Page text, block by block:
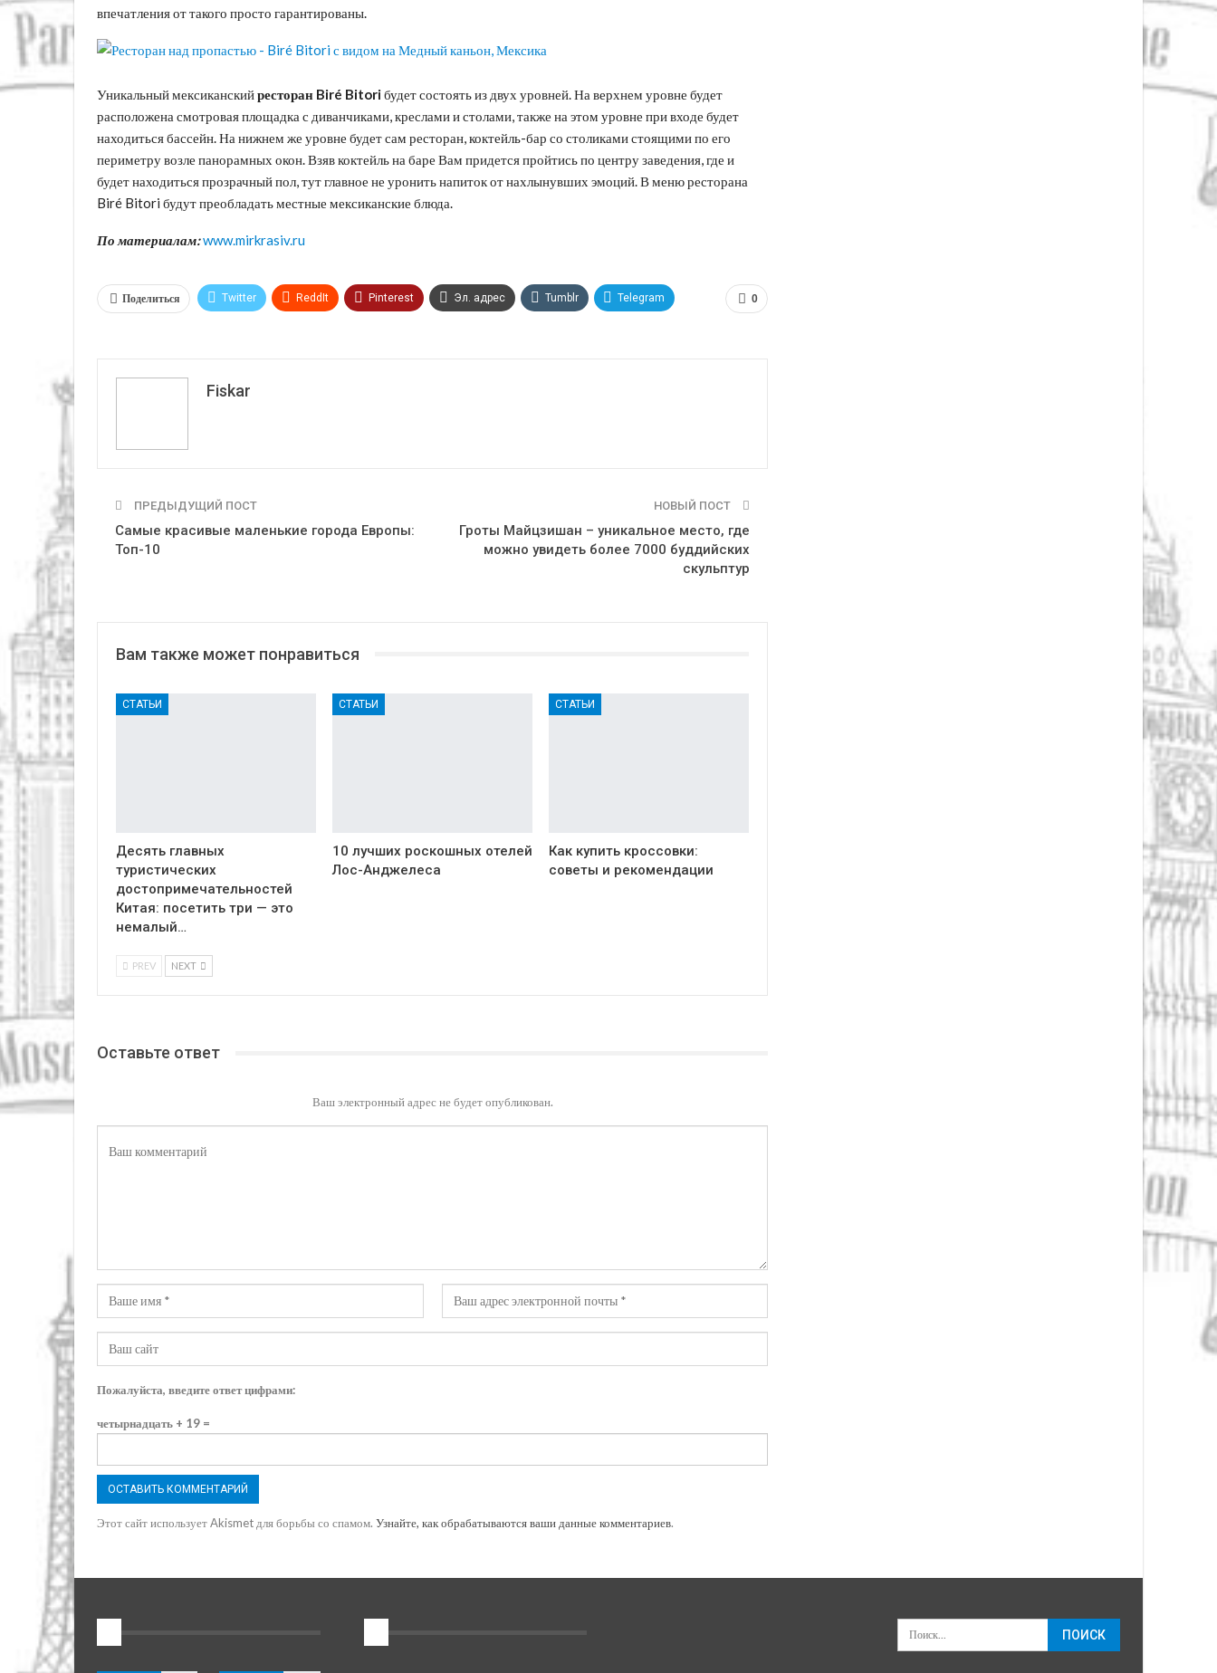
впечатления от такого просто гарантированы.
Уникальный мексиканскийресторан Biré Bitoriбудет состоять из двух уровней. На верхнем уровне будет
расположена смотровая площадка с диванчиками, креслами и столами, также на этом уровне при входе будет
находиться бассейн. На нижнем же уровне будет сам ресторан, коктейль-бар со столиками стоящими по его
периметру возле панорамных окон. Взяв коктейль на баре Вам придется пройтись по центру заведения, где и
будет находиться прозрачный пол, тут главное не уронить напиток от нахлынувших эмоций. В меню ресторана
Biré Bitori будут преобладать местные мексиканские блюда.
По материалам:www.mirkrasiv.ru
0
Поделиться Twitter ReddIt Pinterest Эл. адрес Tumblr Telegram
Fiskar
ПРЕДЫДУЩИЙ ПОСТ
Самые красивые маленькие города Европы:
Топ-10
НОВЫЙ ПОСТ
Гроты Майцзишан – уникальное место, где
можно увидеть более 7000 буддийских
скульптур
Вам также может понравиться
СТАТЬИ
Десять главных
туристических
достопримечательностей
Китая: посетить три — это
немалый…
СТАТЬИ
10 лучших роскошных отелей
Лос-Анджелеса
СТАТЬИ
Как купить кроссовки:
советы и рекомендации
PREV NEXT
Оставьте ответ
Ваш электронный адрес не будет опубликован.
Пожалуйста, введите ответ цифрами:
четырнадцать + 19 =
Этот сайт использует Akismet для борьбы со спамом. Узнайте, как обрабатываются ваши данные комментариев.